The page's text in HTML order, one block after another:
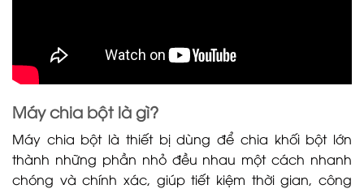
Máy chia bột là gì?
Máy chia bột là thiết bị dùng để chia khối bột lớn
thành những phần nhỏ đều nhau một cách nhanh
chóng và chính xác, giúp tiết kiệm thời gian, công